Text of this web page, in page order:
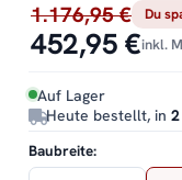
1.176,95 € Du
452,95 €inkl.
Auf Lager
Heute bestellt, in
Baubreite: